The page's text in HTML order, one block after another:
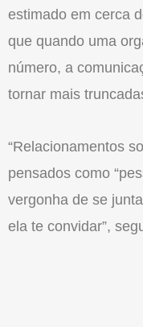
estimado em cerca
que quando uma
número, a
tornar mais
“Relacionamentos
pensados como
vergonha de se
ela te convidar”,